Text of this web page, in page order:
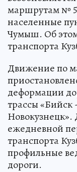
маршрутам №
населенные
Чумыш. Об
транспорта
Движение по
деформации
трассы «Бийск
Новокузнецк».
ежедневной
транспорта
профильные
дороги.